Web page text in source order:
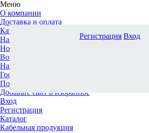
Меню
О компании
Доставка и оплата
Каталог
Наши офисы
Новости и новинки
Вопрос-ответ
Наша команда
Гос. заказчикам
Поставщикам
Добавьте сайт в избранное
Вход
Регистрация
Каталог
Кабельная продукция
Регистрация Вход